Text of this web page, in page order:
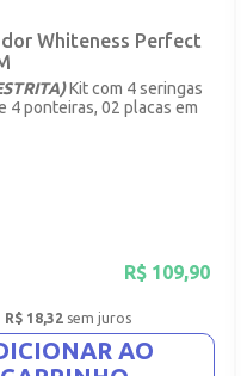
Whiteness Perfect
Kit com 4 seringas
4 ponteiras, 02 placas em
R$ 109,90
R$ 18,32 sem juros
AO